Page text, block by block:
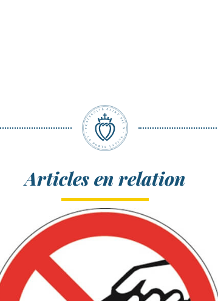
Articles en relation